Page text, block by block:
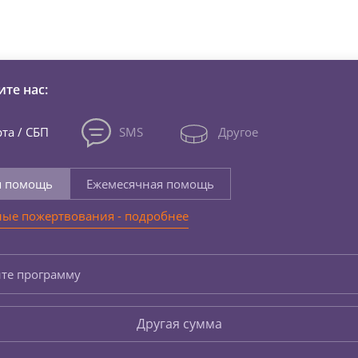
нас:
/ СБП SMS Другое
помощь
Ежемесячная помощь
пожертвования - подробнее
программу
Другая сумма